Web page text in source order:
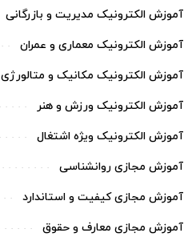
آموزش الکترونیک مدیریت و بازرگانی
آموزش الکترونیک معماری و عمران
آموزش الکترونیک مکانیک و متالورژی
آموزش الکترونیک ورزش و هنر
آموزش الکترونیک ویژه اشتغال
آموزش مجازی روانشناسی
آموزش مجازی کیفیت و استاندارد
آموزش مجازی معارف و حقوق